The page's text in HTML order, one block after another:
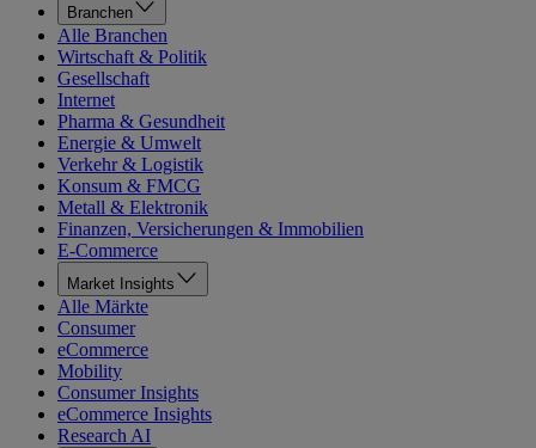
Branchen
Alle Branchen
Wirtschaft & Politik
Gesellschaft
Internet
Pharma & Gesundheit
Energie & Umwelt
Verkehr & Logistik
Konsum & FMCG
Metall & Elektronik
Finanzen, Versicherungen & Immobilien
E-Commerce
Market Insights
Alle Märkte
Consumer
eCommerce
Mobility
Consumer Insights
eCommerce Insights
Research AI